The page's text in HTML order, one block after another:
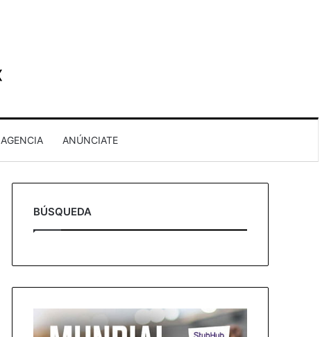
AGENCIA ANÚNCIATE
BÚSQUEDA